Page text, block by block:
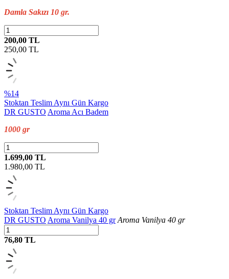
Damla Sakızı 10 gr.
200,00 TL
250,00 TL
%14
Stoktan TeslimAynı Gün Kargo
DR GUSTO Aroma Acı Badem
1000 gr
1.699,00 TL
1.980,00 TL
Stoktan TeslimAynı Gün Kargo
DR GUSTO Aroma Vanilya 40 gr Aroma Vanilya 40 gr
76,80 TL